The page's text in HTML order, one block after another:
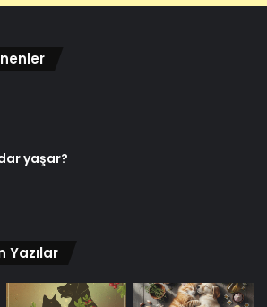
yaşar?
Yazılar